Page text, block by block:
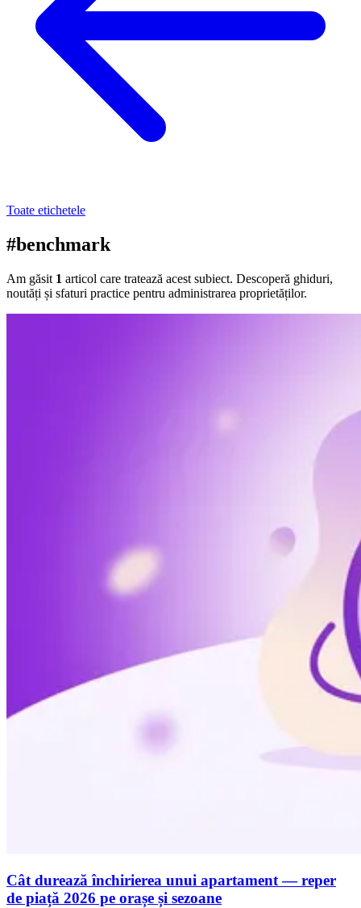
Toate etichetele
#benchmark
Am găsit 1 articol care tratează acest subiect. Descoperă ghiduri,
noutăți și sfaturi practice pentru administrarea proprietăților.
Cât durează închirierea unui apartament — reper
de piață 2026 pe orașe și sezoane